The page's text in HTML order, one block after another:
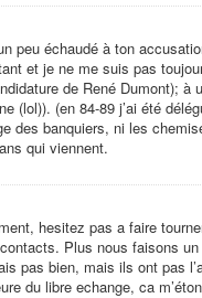
peu échaudé à ton
et je ne me suis pas
de René Dumont);
(lol)). (en 84-89 j’ai été
des banquiers, ni les
qui viennent.
hesitez pas a faire
Plus nous faisons
pas bien, mais ils ont pas
du libre echange, ca